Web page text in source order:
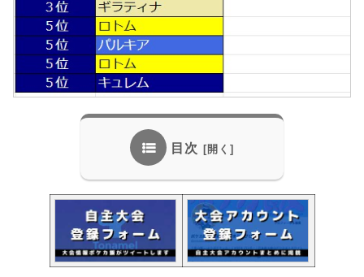
目次